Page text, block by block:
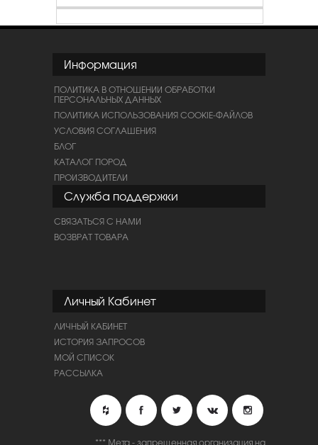
Информация
ПОЛИТИКА В ОТНОШЕНИИ ОБРАБОТКИ
ПЕРСОНАЛЬНЫХ ДАННЫХ
ПОЛИТИКА ИСПОЛЬЗОВАНИЯ COOKIE-ФАЙЛОВ
УСЛОВИЯ СОГЛАШЕНИЯ
БЛОГ
КАТАЛОГ ПОРОД
ПРОИЗВОДИТЕЛИ
Служба поддержки
СВЯЗАТЬСЯ С НАМИ
ВОЗВРАТ ТОВАРА
Личный Кабинет
ЛИЧНЫЙ КАБИНЕТ
ИСТОРИЯ ЗАПРОСОВ
МОЙ СПИСОК
РАССЫЛКА
*** Мета - запрещенная организация на